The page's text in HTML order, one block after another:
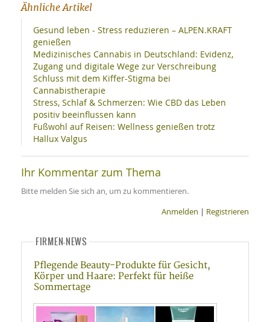
Ähnliche Artikel
Gesund leben - Stress reduzieren – ALPEN.KRAFT
genießen
Medizinisches Cannabis in Deutschland: Evidenz,
Zugang und digitale Wege zur Verschreibung
Schluss mit dem Kiffer-Stigma bei
Cannabistherapie
Stress, Schlaf & Schmerzen: Wie CBD das Leben
positiv beeinflussen kann
Fußwohl auf Reisen: Wellness genießen trotz
Hallux Valgus
Ihr Kommentar zum Thema
Bitte melden Sie sich an, um zu kommentieren.
Anmelden | Registrieren
FIRMEN-NEWS
Pflegende Beauty-Produkte für Gesicht,
Körper und Haare: Perfekt für heiße
Sommertage